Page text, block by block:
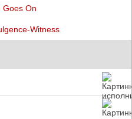
Goes On
Witness